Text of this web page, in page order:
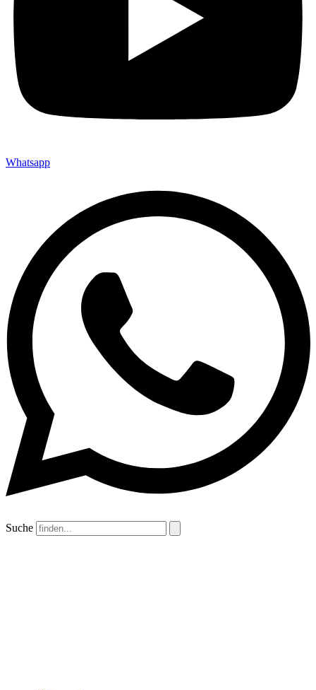
Whatsapp
Suche